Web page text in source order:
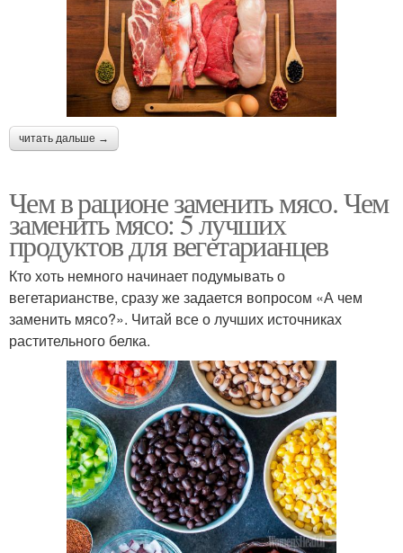
читать дальше →
Чем в рационе заменить мясо. Чем
заменить мясо: 5 лучших
продуктов для вегетарианцев
Кто хоть немного начинает подумывать о
вегетарианстве, сразу же задается вопросом «А чем
заменить мясо?». Читай все о лучших источниках
растительного белка.